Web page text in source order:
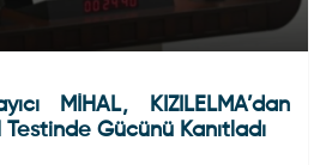
MİHAL, KIZILELMA’dan
Gücünü Kanıtladı